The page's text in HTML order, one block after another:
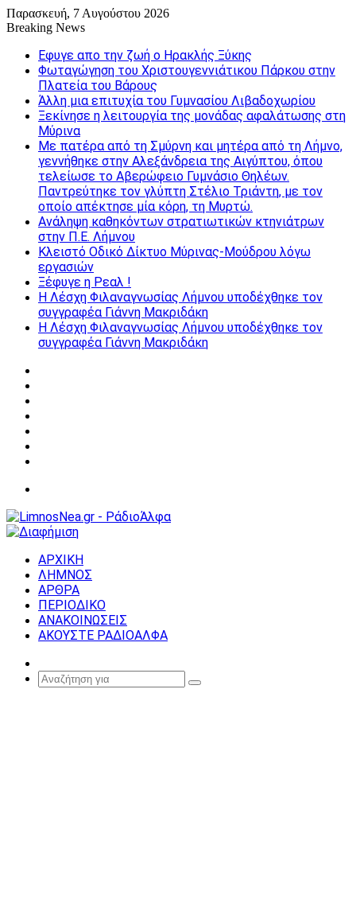
Παρασκευή, 7 Αυγούστου 2026
Breaking News
Εφυγε απο την ζωή o Ηρακλής Ξύκης
Φωταγώγηση του Χριστουγεννιάτικου Πάρκου στην
Πλατεία του Βάρους
Άλλη μια επιτυχία του Γυμνασίου Λιβαδοχωρίου
Ξεκίνησε η λειτουργία της μονάδας αφαλάτωσης στη
Μύρινα
Με πατέρα από τη Σμύρνη και μητέρα από τη Λήμνο,
γεννήθηκε στην Αλεξάνδρεια της Αιγύπτου, όπου
τελείωσε το Αβερώφειο Γυμνάσιο Θηλέων.
Παντρεύτηκε τον γλύπτη Στέλιο Τριάντη, με τον
οποίο απέκτησε μία κόρη, τη Μυρτώ.
Ανάληψη καθηκόντων στρατιωτικών κτηνιάτρων
στην Π.Ε. Λήμνου
Κλειστό Οδικό Δίκτυο Μύρινας-Μούδρου λόγω
εργασιών
Ξέφυγε η Ρεαλ !
Η Λέσχη Φιλαναγνωσίας Λήμνου υποδέχθηκε τον
συγγραφέα Γιάννη Μακριδάκη
Η Λέσχη Φιλαναγνωσίας Λήμνου υποδέχθηκε τον
συγγραφέα Γιάννη Μακριδάκη
ΑΡΧΙΚΗ
ΛΗΜΝΟΣ
ΑΡΘΡΑ
ΠΕΡΙΟΔΙΚΟ
ΑΝΑΚΟΙΝΩΣΕΙΣ
ΑΚΟΥΣΤΕ ΡΑΔΙΟΑΛΦΑ
Article
Αναζήτηση